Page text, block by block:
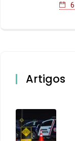
Artigos